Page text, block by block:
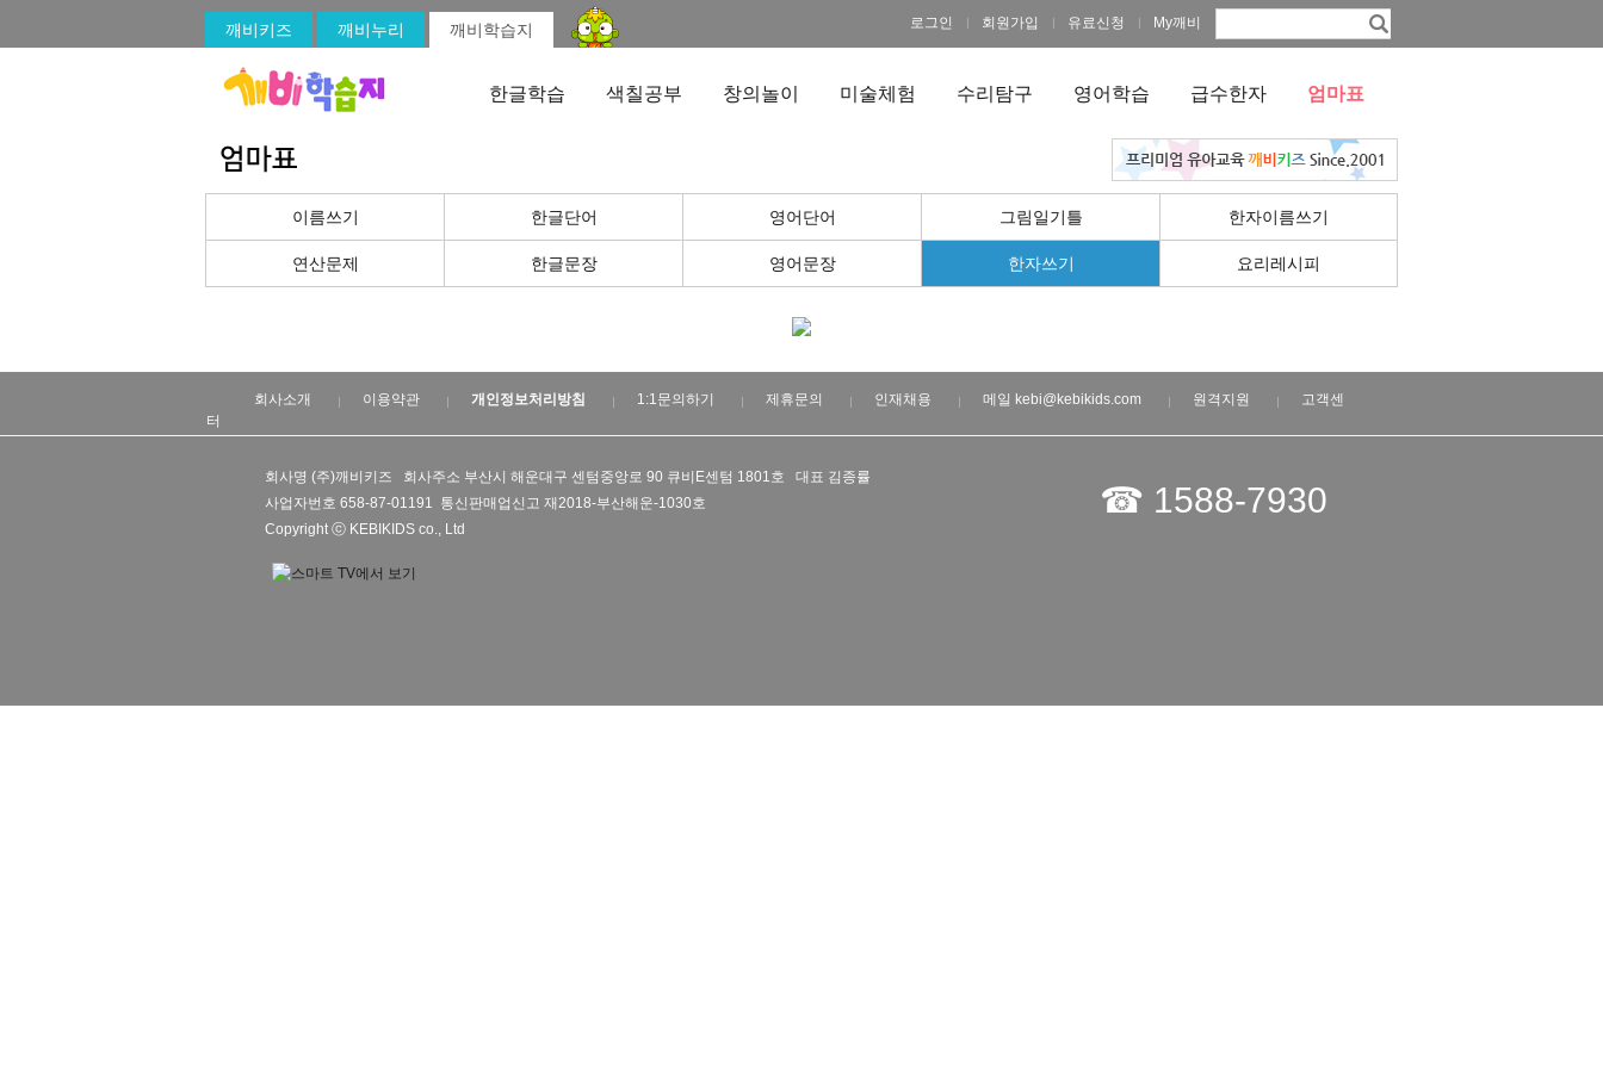
깨비키즈 깨비누리 깨비학습지 로그인 회원가입 유료신청 My깨비
한글학습 색칠공부 창의놀이 미술체험 수리탐구 영어학습 급수한자 엄마표
이름쓰기 한글단어 영어단어 그림일기틀 한자이름쓰기
연산문제 한글문장 영어문장 한자쓰기 요리레시피
회사소개 이용약관 개인정보처리방침 1:1문의하기 제휴문의 인재채용 메일 kebi@kebikids.com 원격지원
고객센
터
회사명 (주)깨비키즈 회사주소 부산시 해운대구 센텀중앙로 90 큐비E센텀 1801호 대표 김종률
사업자번호 658-87-01191 통신판매업신고 재2018-부산해운-1030호
Copyright ⓒ KEBIKIDS co., Ltd
☎ 1588-7930